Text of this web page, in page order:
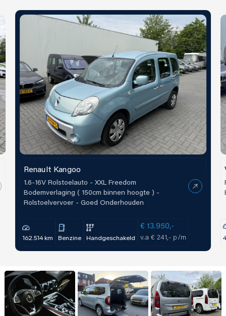
Renault Kangoo
1.6-16V Rolstoelauto - XXL Freedom
Bodemverlaging ( 150cm binnen hoogte ) -
Rolstoelvervoer - Goed Onderhouden
162.514 km Benzine Handgeschakeld
€ 13.950,-
v.a € 241,- p/m